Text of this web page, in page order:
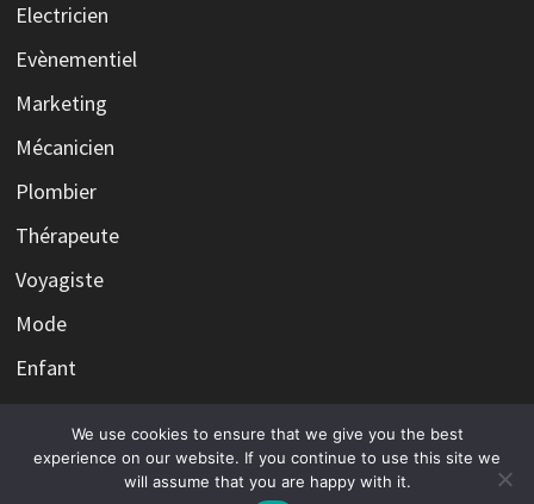
Electricien
Evènementiel
Marketing
Mécanicien
Plombier
Thérapeute
Voyagiste
Mode
Enfant
Copyright © 2026Le fantôme du web qui hante vos
We use cookies to ensure that we give you the best
experience on our website. If you continue to use this site we
will assume that you are happy with it.